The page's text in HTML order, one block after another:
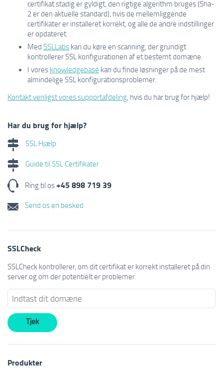
certifikat stadig er gyldigt, den rigtige algerithm bruges (Sha-
2 er den aktuelle standard), hvis de mellemliggende
certifikater er installeret korrekt, og alle de andre indstillinger
er opdateret.
Med SSLLabs kan du køre en scanning, der grundigt
kontrollerer SSL konfigurationen af et bestemt domæne.
I vores knowledgebase kan du finde løsninger på de mest
almindelige SSL konfigurationsproblemer.
Kontakt venligst vores supportafdeling , hvis du har brug for hjælp!
Har du brug for hjælp?
SSL Hjælp
Guide til SSL Certifikater
Ring til os+45 898 719 39
Send os en besked
SSLCheck
SSLCheck kontrollerer, om dit certifikat er korrekt installeret på din
server og om der potentielt er problemer.
Produkter